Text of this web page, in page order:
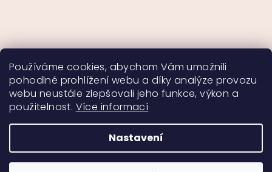
Používáme cookies, abychom Vám umožnili
pohodlné prohlížení webu a díky analýze provozu
webu neustále zlepšovali jeho funkce, výkon a
použitelnost. Více informací
Nastavení
Sledovat na Instagramu